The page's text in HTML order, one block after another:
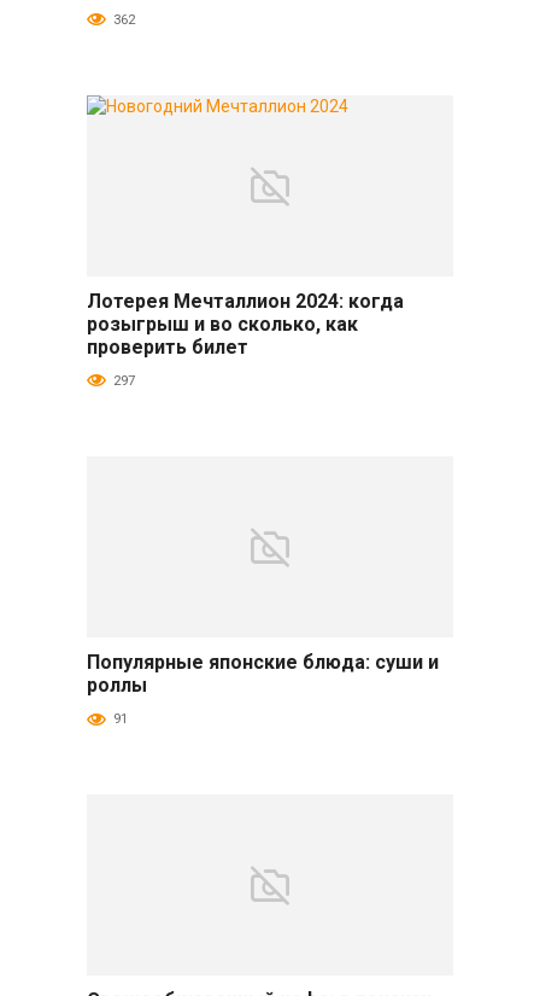
362
Разное
Лотерея Мечталлион 2024: когда
розыгрыш и во сколько, как
проверить билет
297
Салаты и закуски
Популярные японские блюда: суши и
роллы
91